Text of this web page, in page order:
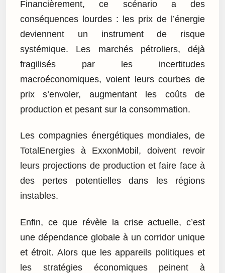
Financièrement, ce scénario a des
conséquences lourdes : les prix de l’énergie
deviennent un instrument de risque
systémique. Les marchés pétroliers, déjà
fragilisés par les incertitudes
macroéconomiques, voient leurs courbes de
prix s’envoler, augmentant les coûts de
production et pesant sur la consommation.
Les compagnies énergétiques mondiales, de
TotalEnergies à ExxonMobil, doivent revoir
leurs projections de production et faire face à
des pertes potentielles dans les régions
instables.
Enfin, ce que révèle la crise actuelle, c’est
une dépendance globale à un corridor unique
et étroit. Alors que les appareils politiques et
les stratégies économiques peinent à